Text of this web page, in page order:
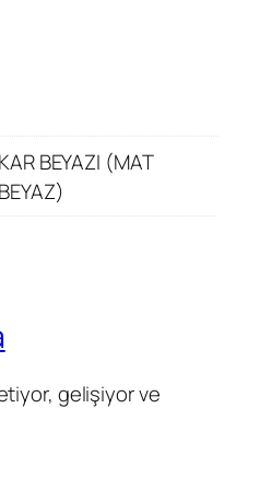
KAR BEYAZI (MAT
BEYAZ)
gelişiyor ve